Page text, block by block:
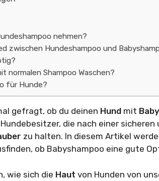
nehmen?
zwischen Hundeshampoo und
normalen Shampoo Waschen?
für Hunde?
gefragt, ob du deinen Hund mit
die nach einer
zu halten. In diesem Artikel
ob Babyshampoo eine gute
wie sich die Haut von Hunden von